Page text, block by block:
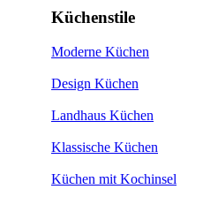
Küchenstile
Moderne Küchen
Design Küchen
Landhaus Küchen
Klassische Küchen
Küchen mit Kochinsel